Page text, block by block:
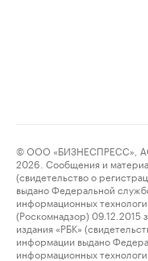
© ООО «БИЗНЕСПРЕСС»,
2026. Сообщения и
(свидетельство о
выдано Федеральной
информационных
(Роскомнадзор)
издания «РБК»
информации выдано
информационных